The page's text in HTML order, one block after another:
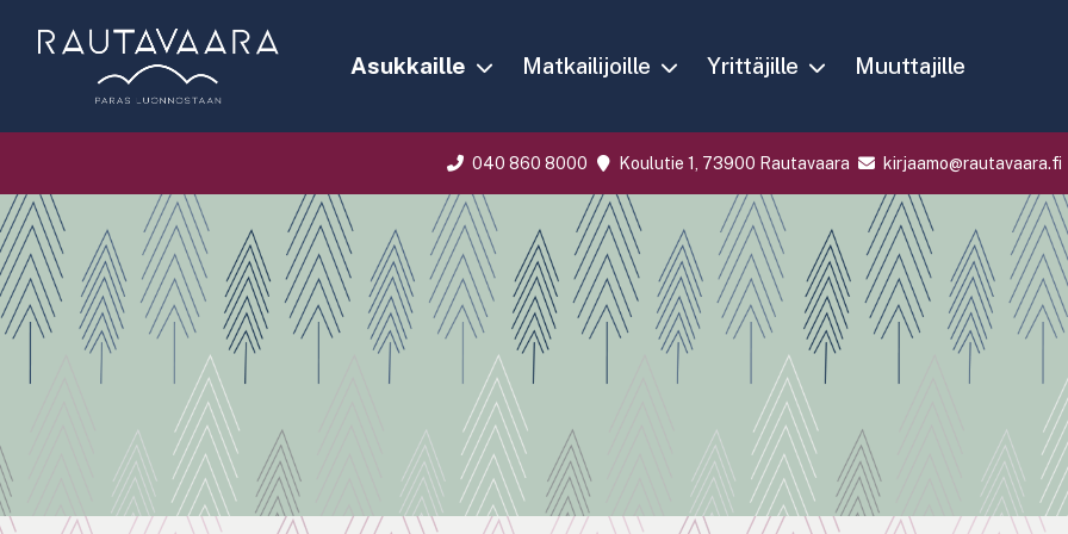
Asukkaille Matkailijoille Yrittäjille Muuttajille
040 860 8000 Koulutie 1, 73900 Rautavaara kirjaamo@rautavaara.fi